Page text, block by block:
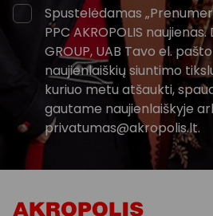
Spustelėdamas
PPC AKROPOLIS
GROUP, UAB Tavo el.
naujienlaiškių siuntimo
kuriuo metu atšaukti,
gautame naujienlaiškyje
privatumas@akropolis.lt.